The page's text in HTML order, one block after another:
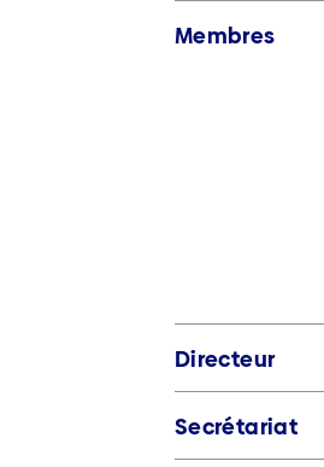
Membres
Directeur
Secrétariat